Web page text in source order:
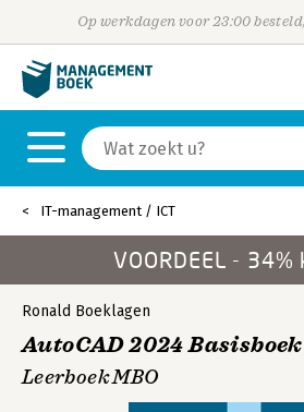
Op werkdagen voor 23:00
IT-management / ICT
VOORDEEL -
Ronald Boeklagen
AutoCAD 2024 Basisboek
Leerboek MBO